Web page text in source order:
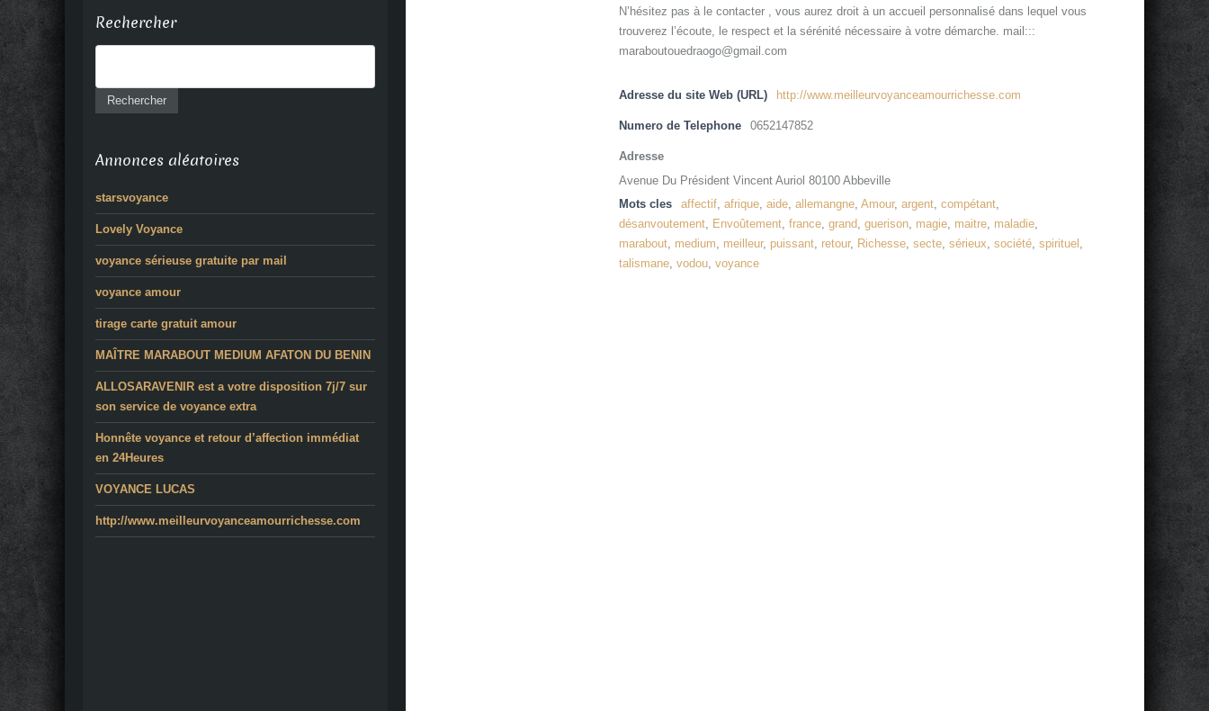
N’hésitez pas à le contacter , vous aurez droit à un accueil personnalisé dans lequel vous
trouverez l’écoute, le respect et la sérénité nécessaire à votre démarche. mail:::
maraboutouedraogo@gmail.com
Adresse du site Web (URL) http://www.meilleurvoyanceamourrichesse.com
Numero de Telephone 0652147852
Adresse
Avenue Du Président Vincent Auriol 80100 Abbeville
Mots cles
affectif,afrique,aide,allemangne,Amour,argent,compétant,
désanvoutement, Envoûtement,france,grand,guerison, magie, maitre, maladie,
marabout, medium, meilleur, puissant, retour, Richesse,secte,sérieux,société,spirituel ,
talismane,vodou,voyance
Rechercher
Annonces aléatoires
starsvoyance
Lovely Voyance
voyance sérieuse gratuite par mail
voyance amour
tirage carte gratuit amour
MAÎTRE MARABOUT MEDIUM AFATON DU BENIN
ALLOSARAVENIR est a votre disposition 7j/7 sur
son service de voyance extra
Honnête voyance et retour d’affection immédiat
en 24Heures
VOYANCE LUCAS
http://www.meilleurvoyanceamourrichesse.com